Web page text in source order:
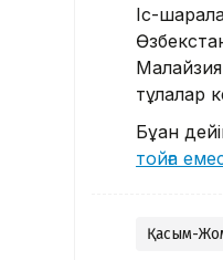
Іс-
тұлғалар
Бұған
тойға
Қасым-